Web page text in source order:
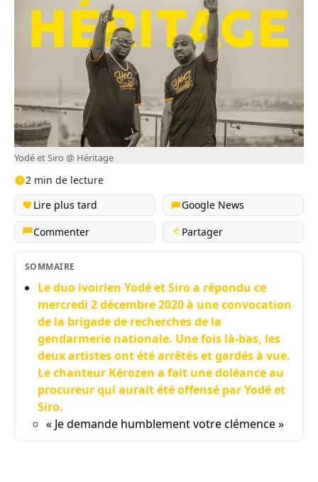
Yodé et Siro @ Héritage
2 min de lecture
Lire plus tard
Google News
Commenter
Partager
SOMMAIRE
Le duo ivoirien Yodé et Siro a répondu ce
mercredi 2 décembre 2020 à une convocation
de la brigade de recherches de la
gendarmerie nationale. Une fois là-bas, les
deux artistes ont été arrêtés et gardés à vue.
Le chanteur Kérozen a fait une doléance au
procureur qui aurait été offensé par Yodé et
Siro.
« Je demande humblement votre clémence »